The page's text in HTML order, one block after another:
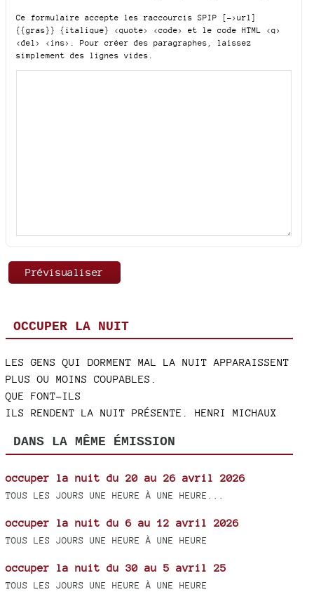
Ce formulaire accepte les raccourcis SPIP
[->url]
{{gras}} {italique} <quote> <code>
et le code HTML <q>
<del> <ins> . Pour créer des paragraphes, laissez
simplement des lignes vides.
OCCUPER LA NUIT
LES GENS QUI DORMENT MAL LA NUIT APPARAISSENT
PLUS OU MOINS COUPABLES.
QUE FONT-ILS
ILS RENDENT LA NUIT PRÉSENTE. HENRI MICHAUX
DANS LA MÊME ÉMISSION
occuper la nuit du 20 au 26 avril 2026
TOUS LES JOURS UNE HEURE À UNE HEURE...
occuper la nuit du 6 au 12 avril 2026
TOUS LES JOURS UNE HEURE À UNE HEURE
occuper la nuit du 30 au 5 avril 25
TOUS LES JOURS UNE HEURE À UNE HEURE